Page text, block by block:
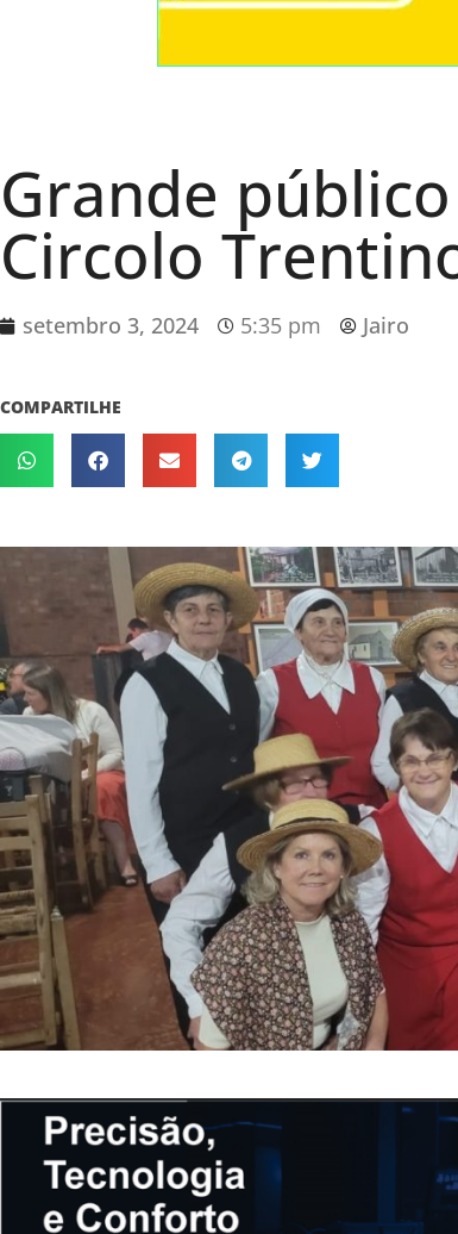
Grande
Circolo
setembro 3, 2024 5:35 pm Jairo
COMPARTILHE